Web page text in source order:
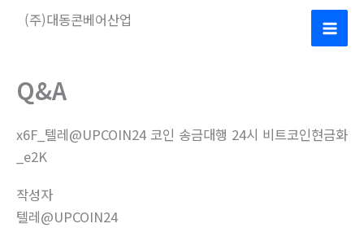
(주)대동콘베어산업
Main
Q&A
x6F_텔레@UPCOIN24 코인 송금대행 24시 비트코인현금화
_e2K
작성자
텔레@UPCOIN24